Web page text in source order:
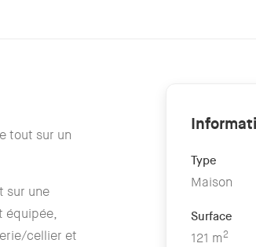
tout sur un
sur une
équipée,
cellier et
Type
Maison
Surface
121 m2